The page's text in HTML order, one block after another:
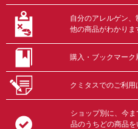
自分のアレルゲン
他の商品がわかりま
購入・ブックマー
クミタスでのご利
ショップ別に、今
品のうちどの商品